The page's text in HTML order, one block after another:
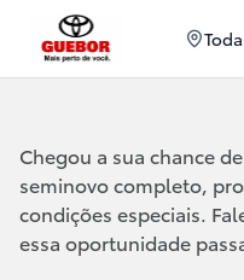
Chegou a sua chance
seminovo completo,
condições especiais.
essa oportunidade